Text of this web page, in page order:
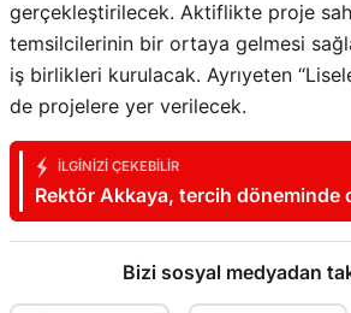
gerçekleştirilecek. Aktiflikte proje
temsilcilerinin bir ortaya gelmesi
iş birlikleri kurulacak. Ayrıyeten
de projelere yer verilecek.
İLGINIZI ÇEKEBILIR
Rektör Akkaya, tercih döneminde
aday öğrencilerin yanında oluyor
Bizi sosyal medyadan